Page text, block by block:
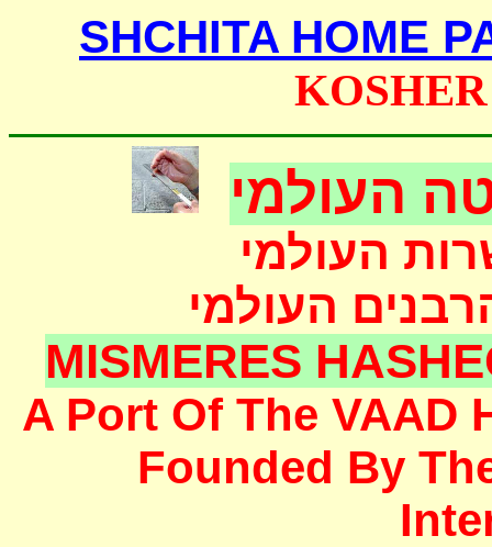
SHCHITA HOME
העולמי
העולמי
העולמי
MISMERES
A Port Of The VAAD
Founded By